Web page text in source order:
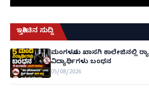
ಇತ್ತೀಚಿನ ಸುದ್ದಿ
ಮಂಗಳೂರು ಖಾಸಗಿ ಕಾಲೇಜಿನಲ್ಲಿ
ವಿದ್ಯಾರ್ಥಿಗಳು ಬಂಧನ
05/08/2026